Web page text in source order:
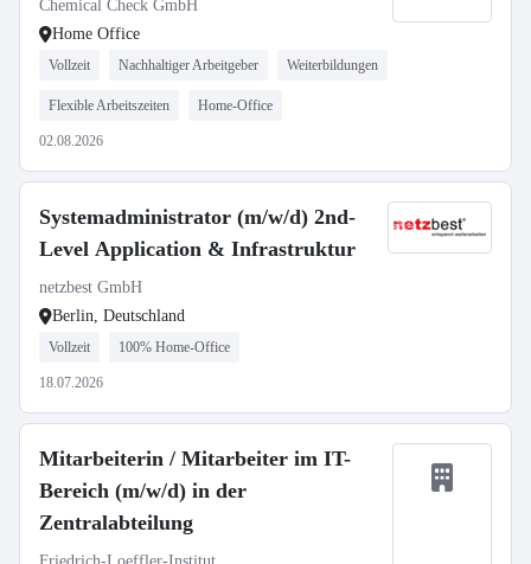
Chemical Check GmbH
Home Office
Vollzeit Nachhaltiger Arbeitgeber Weiterbildungen
Flexible Arbeitszeiten Home-Office
02.08.2026
Systemadministrator (m/w/d) 2nd-
Level Application & Infrastruktur
netzbest GmbH
Berlin, Deutschland
Vollzeit 100% Home-Office
18.07.2026
Mitarbeiterin / Mitarbeiter im IT-
Bereich (m/w/d) in der
Zentralabteilung